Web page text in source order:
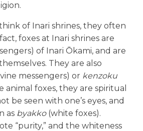
of Inari shrines, they often
foxes at Inari shrines are
of Inari Ōkami, and are
They are also
messengers) or kenzoku
animal foxes, they are spiritual
be seen with one’s eyes, and
as byakko(white foxes).
“purity,” and the whiteness